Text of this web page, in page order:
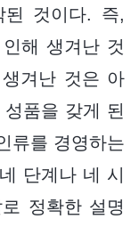
된 것이다. 즉,
인해 생겨난 것
겨난 것은 아
품을 갖게 된
류를 경영하는
단계나 네 시
정확한 설명